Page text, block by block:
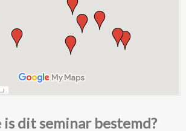
is dit seminar bestemd?